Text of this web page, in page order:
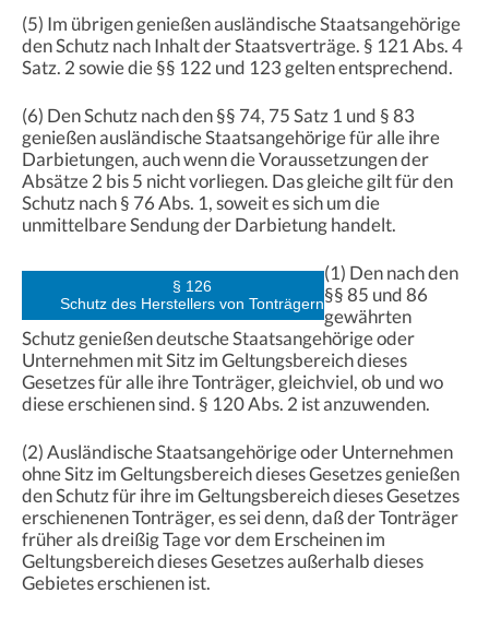
(5) Im übrigen genießen ausländische Staatsangehörige
den Schutz nach Inhalt der Staatsverträge. § 121 Abs. 4
Satz. 2 sowie die §§ 122 und 123 gelten entsprechend.
(6) Den Schutz nach den §§ 74, 75 Satz 1 und § 83
genießen ausländische Staatsangehörige für alle ihre
Darbietungen, auch wenn die Voraussetzungen der
Absätze 2 bis 5 nicht vorliegen. Das gleiche gilt für den
Schutz nach § 76 Abs. 1, soweit es sich um die
unmittelbare Sendung der Darbietung handelt.
§ 126
Schutz des Herstellers von Tonträgern
(1) Den nach den
§§ 85 und 86
gewährten
Schutz genießen deutsche Staatsangehörige oder
Unternehmen mit Sitz im Geltungsbereich dieses
Gesetzes für alle ihre Tonträger, gleichviel, ob und wo
diese erschienen sind. § 120 Abs. 2 ist anzuwenden.
(2) Ausländische Staatsangehörige oder Unternehmen
ohne Sitz im Geltungsbereich dieses Gesetzes genießen
den Schutz für ihre im Geltungsbereich dieses Gesetzes
erschienenen Tonträger, es sei denn, daß der Tonträger
früher als dreißig Tage vor dem Erscheinen im
Geltungsbereich dieses Gesetzes außerhalb dieses
Gebietes erschienen ist.